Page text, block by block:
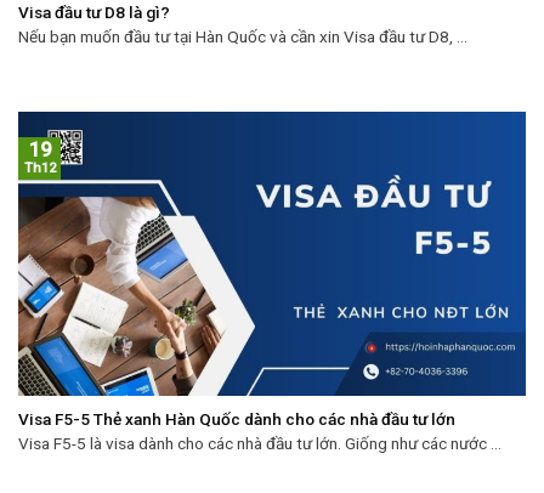
Visa đầu tư D8 là gì?
Nếu bạn muốn đầu tư tại Hàn Quốc và cần xin Visa đầu tư D8, ...
Visa F5-5 Thẻ xanh Hàn Quốc dành cho các nhà đầu tư lớn
Visa F5-5 là visa dành cho các nhà đầu tư lớn. Giống như các nước ...
19
Th12